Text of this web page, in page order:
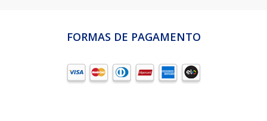
FORMAS DE PAGAMENTO